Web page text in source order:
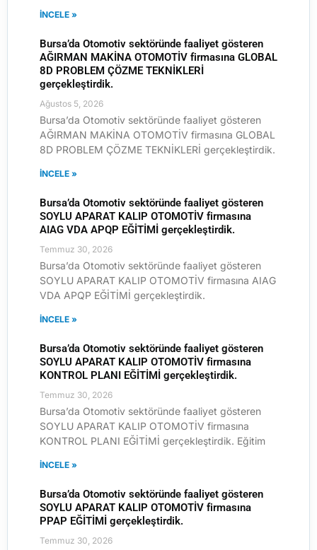
İNCELE »
Bursa’da Otomotiv sektöründe faaliyet gösteren
AĞIRMAN MAKİNA OTOMOTİV firmasına GLOBAL
8D PROBLEM ÇÖZME TEKNİKLERİ
gerçekleştirdik.
Ağustos 5, 2026
Bursa’da Otomotiv sektöründe faaliyet gösteren
AĞIRMAN MAKİNA OTOMOTİV firmasına GLOBAL
8D PROBLEM ÇÖZME TEKNİKLERİ gerçekleştirdik.
İNCELE »
Bursa’da Otomotiv sektöründe faaliyet gösteren
SOYLU APARAT KALIP OTOMOTİV firmasına
AIAG VDA APQP EĞİTİMİ gerçekleştirdik.
Temmuz 30, 2026
Bursa’da Otomotiv sektöründe faaliyet gösteren
SOYLU APARAT KALIP OTOMOTİV firmasına AIAG
VDA APQP EĞİTİMİ gerçekleştirdik.
İNCELE »
Bursa’da Otomotiv sektöründe faaliyet gösteren
SOYLU APARAT KALIP OTOMOTİV firmasına
KONTROL PLANI EĞİTİMİ gerçekleştirdik.
Temmuz 30, 2026
Bursa’da Otomotiv sektöründe faaliyet gösteren
SOYLU APARAT KALIP OTOMOTİV firmasına
KONTROL PLANI EĞİTİMİ gerçekleştirdik. Eğitim
İNCELE »
Bursa’da Otomotiv sektöründe faaliyet gösteren
SOYLU APARAT KALIP OTOMOTİV firmasına
PPAP EĞİTİMİ gerçekleştirdik.
Temmuz 30, 2026